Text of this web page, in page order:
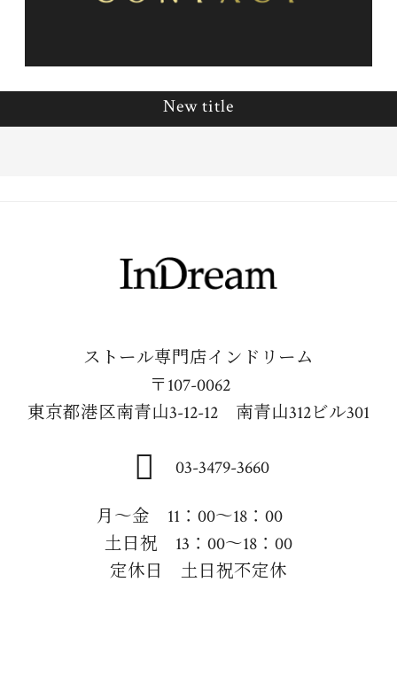
New title
ストール専門店インドリーム
〒107-0062
東京都港区南青山3-12-12 南青山312ビル301
03-3479-3660
月～金 11：00～18：00
土日祝 13：00～18：00
定休日 土日祝不定休